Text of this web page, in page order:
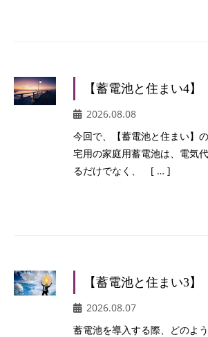
【蓄電池と住まい4】
2026.08.08
今回で、【蓄電池と住まい】
宅用の家庭用蓄電池は、電気
るだけでなく、 [ … ]
【蓄電池と住まい3】
2026.08.07
蓄電池を導入する際、どのよ